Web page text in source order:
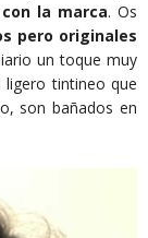
la marca. Os
pero originales
un toque muy
ligero tintineo que
son bañados en